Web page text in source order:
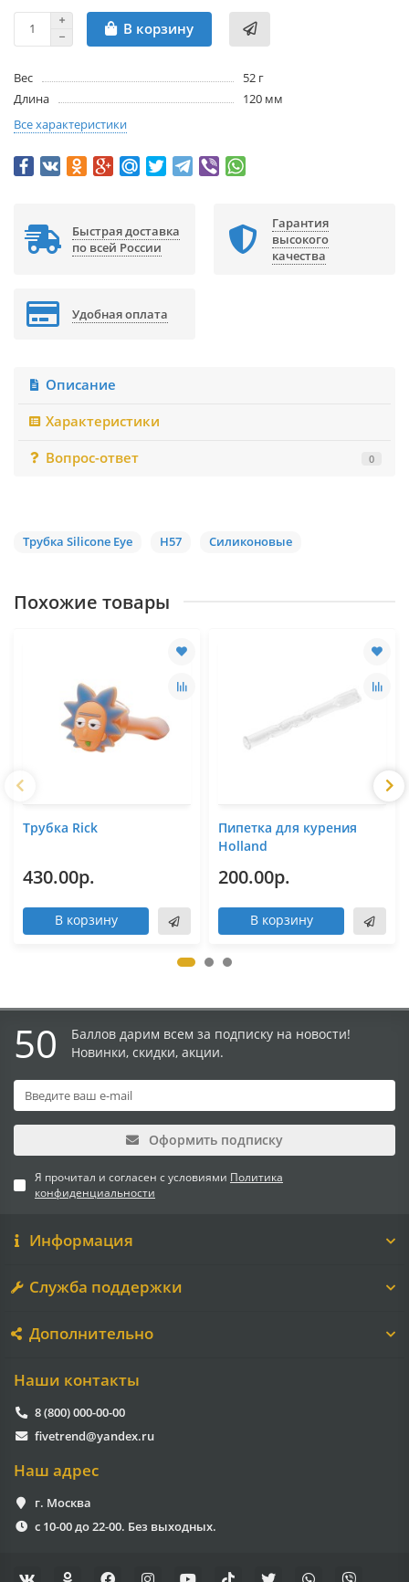
В корзину
Вес
52 г
Длина
120 мм
Все характеристики
Быстрая доставка
по всей России
Гарантия
высокого
качества
Удобная оплата
Описание
Характеристики
Вопрос-ответ
0
Трубка Silicone Eye H57 Силиконовые
Похожие товары
Трубка Rick
430.00р.
В корзину
Пипетка для курения
Holland
200.00р.
В корзину
50
Баллов дарим всем за подписку на новости!
Новинки, скидки, акции.
Оформить подписку
Я прочитал и согласен с условиями Политика
конфиденциальности
Информация
Служба поддержки
Дополнительно
Наши контакты
8 (800) 000-00-00
fivetrend@yandex.ru
Наш адрес
г. Москва
с 10-00 до 22-00. Без выходных.